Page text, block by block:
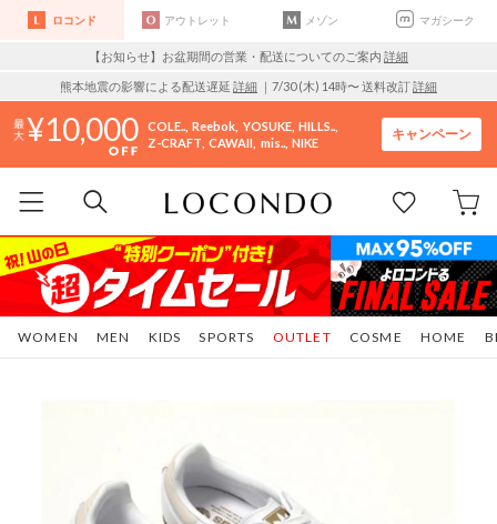
ロコンド アウトレット メゾン マガシーク
【お知らせ】お盆期間の営業・配送についてのご案内 詳細
熊本地震の影響による配送遅延 詳細 ｜7/30 (木) 14時〜 送料改訂詳細
10,000 COLE.. Reebok YOSUKE HILLS..
Z-CRAFT CAWAII mis.. NIKE
キャンペーン
WOMEN MEN KIDS SPORTS COSME HOME
OUTLET